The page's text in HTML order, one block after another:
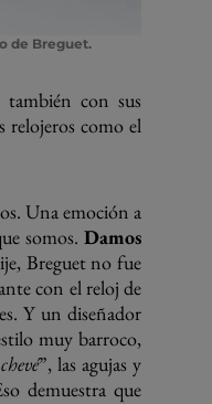
de Breguet.
con sus
relojeros como el
Una emoción a
somos. Damos
Breguet no fue
con el reloj de
Y un diseñador
muy barroco,
chevé”, las agujas y
demuestra que